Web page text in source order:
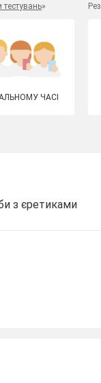
тестувань»
ЧАСІ
з єретиками